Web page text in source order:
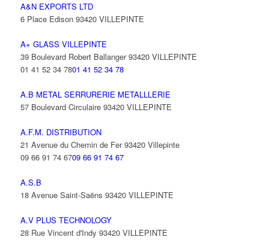
A&N EXPORTS LTD
6 Place Edison 93420 VILLEPINTE
A+ GLASS VILLEPINTE
39 Boulevard Robert Ballanger 93420 VILLEPINTE
01 41 52 34 7801 41 52 34 78
A.B METAL SERRURERIE METALLLERIE
57 Boulevard Circulaire 93420 VILLEPINTE
A.F.M. DISTRIBUTION
21 Avenue du Chemin de Fer 93420 Villepinte
09 66 91 74 6709 66 91 74 67
A.S.B
18 Avenue Saint-Saëns 93420 VILLEPINTE
A.V PLUS TECHNOLOGY
28 Rue Vincent d'Indy 93420 VILLEPINTE